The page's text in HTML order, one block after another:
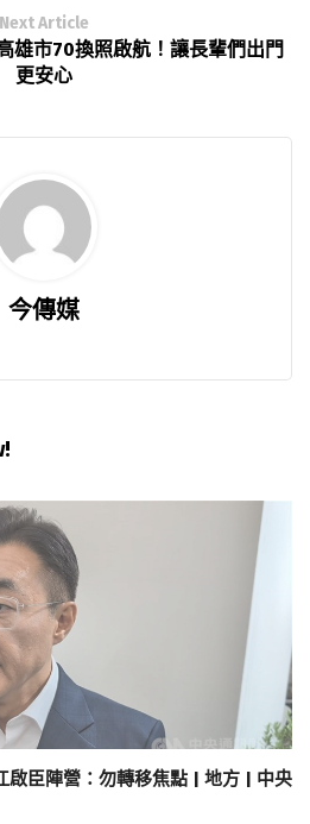
Next Article
雄市70換照啟航！讓長輩們出門
更安心
今傳媒
臣陣營：勿轉移焦點 | 地方 | 中央